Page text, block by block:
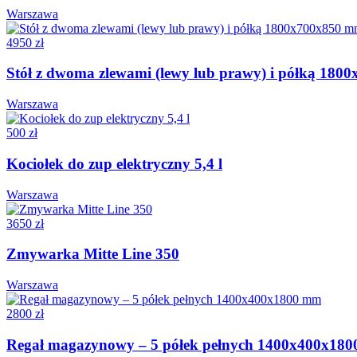
Warszawa
4950 zł
Stół z dwoma zlewami (lewy lub prawy) i półką
Warszawa
500 zł
Kociołek do zup elektryczny 5,4 l
Warszawa
3650 zł
Zmywarka Mitte Line 350
Warszawa
2800 zł
Regał magazynowy – 5 półek pełnych